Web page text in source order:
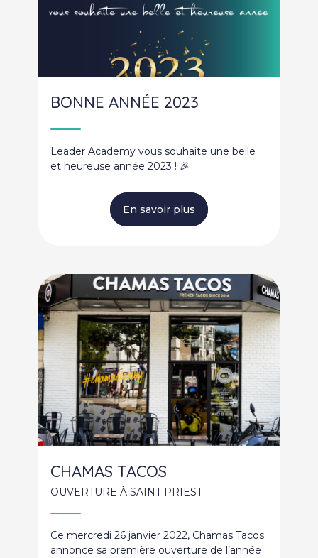
BONNE ANNÉE 2023
Leader Academy vous souhaite une belle
et heureuse année 2023 ! 🎉
En savoir plus
CHAMAS TACOS
OUVERTURE À SAINT PRIEST
Ce mercredi 26 janvier 2022, Chamas Tacos
annonce sa première ouverture de l’année